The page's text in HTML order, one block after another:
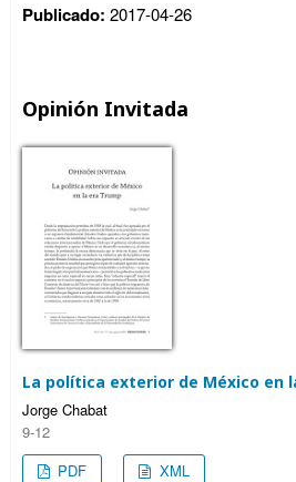
Publicado: 2017-04-26
Opinión Invitada
La política exterior de México en
Jorge Chabat
9-12
PDF
XML